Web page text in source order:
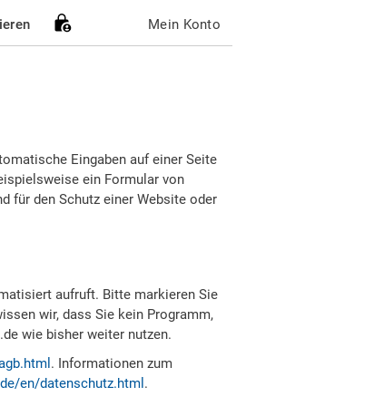
Mein Konto
Eingaben auf einer Seite
ein Formular von
für den Schutz einer Website oder
aufruft. Bitte markieren Sie
wir, dass Sie kein Programm,
wie bisher weiter nutzen.
. Informationen zum
en/datenschutz.html .